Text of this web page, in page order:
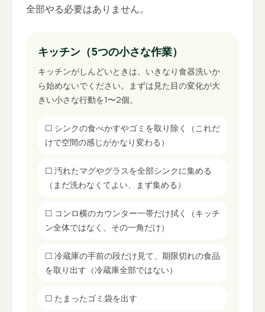
全部やる必要はありません。
キッチン（5つの小さな作業）
キッチンがしんどいときは、いきなり食器洗いか
ら始めないでください。まずは見た目の変化が大
きい小さな行動を1〜2個。
☐ シンクの食べかすやゴミを取り除く（これだ
けで空間の感じがかなり変わる）
☐ 汚れたマグやグラスを全部シンクに集める
（まだ洗わなくてよい、まず集める）
☐ コンロ横のカウンター一帯だけ拭く（キッチ
ン全体ではなく、その一角だけ）
☐ 冷蔵庫の手前の段だけ見て、期限切れの食品
を取り出す（冷蔵庫全部ではない）
☐ たまったゴミ袋を出す